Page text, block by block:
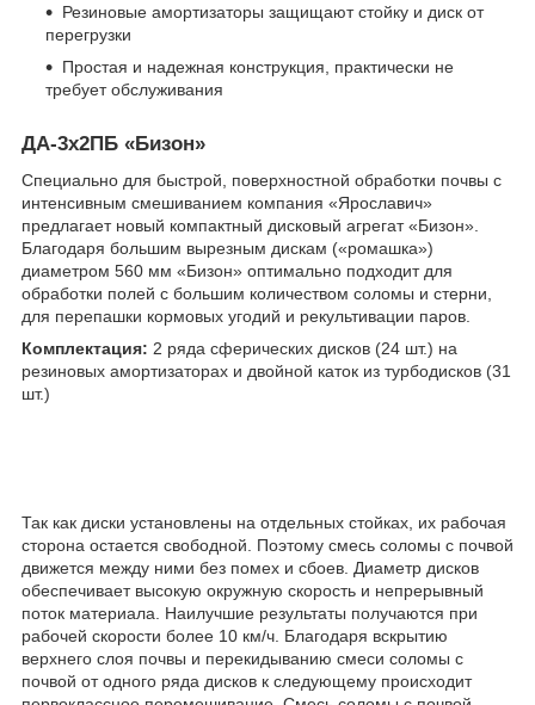
Резиновые амортизаторы защищают стойку и диск от
перегрузки
Простая и надежная конструкция, практически не
требует обслуживания
ДА-3х2ПБ «Бизон»
Специально для быстрой, поверхностной обработки почвы с
интенсивным смешиванием компания «Ярославич»
предлагает новый компактный дисковый агрегат «Бизон».
Благодаря большим вырезным дискам («ромашка»)
диаметром 560 мм «Бизон» оптимально подходит для
обработки полей с большим количеством соломы и стерни,
для перепашки кормовых угодий и рекультивации паров.
Комплектация: 2 ряда сферических дисков (24 шт.) на
резиновых амортизаторах и двойной каток из турбодисков (31
шт.)
Так как диски установлены на отдельных стойках, их рабочая
сторона остается свободной. Поэтому смесь соломы с почвой
движется между ними без помех и сбоев. Диаметр дисков
обеспечивает высокую окружную скорость и непрерывный
поток материала. Наилучшие результаты получаются при
рабочей скорости более 10 км/ч. Благодаря вскрытию
верхнего слоя почвы и перекидыванию смеси соломы с
почвой от одного ряда дисков к следующему происходит